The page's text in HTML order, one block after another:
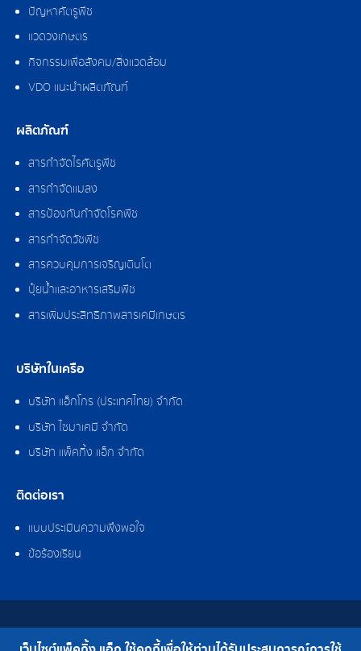
ปัญหาศัตรูพืช
แวดวงเกษตร
กิจกรรมเพื่อสังคม/สิ่งแวดล้อม
VDO แนะนำผลิตภัณฑ์
ผลิตภัณฑ์
สารกำจัดไรศัตรูพืช
สารกำจัดแมลง
สารป้องกันกำจัดโรคพืช
สารกำจัดวัชพืช
สารควบคุมการเจริญเติบโต
ปุ๋ยน้ำและอาหารเสริมพืช
สารเพิ่มประสิทธิภาพสารเคมีเกษตร
บริษัทในเครือ
บริษัท แอ็กโกร (ประเทศไทย) จำกัด
บริษัท ไซมาเคมี จำกัด
บริษัท แพ็คกิ้ง แอ็ก จำกัด
ติดต่อเรา
แบบประเมินความพึงพอใจ
ข้อร้องเรียน
สงวนลิขสิทธิ์ © 2562 บริษัท แพ็คกิ้ง แอ็ก จำกัด